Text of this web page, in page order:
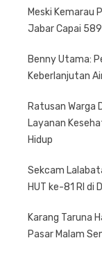
Meski Kemarau
Jabar Capai
Benny Utama:
Keberlanjutan
Ratusan Warga
Layanan
Hidup
Sekcam
HUT ke-81 RI di
Karang Taruna
Pasar Malam